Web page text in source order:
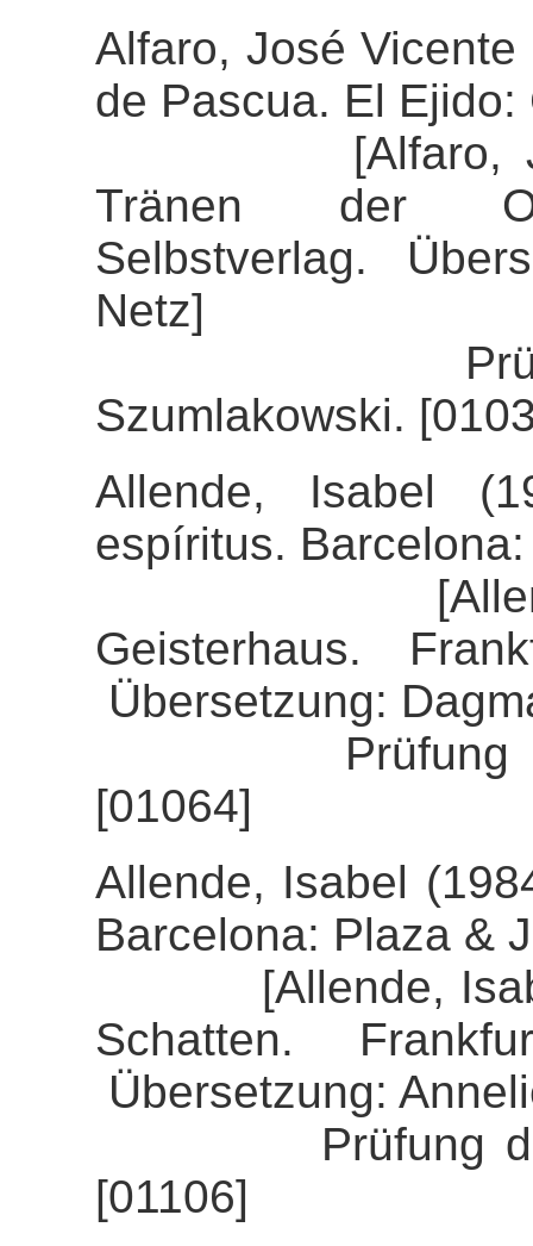
Alfaro, José
de Pascua. El
[Alfaro, José
Tränen der
Selbstverlag.
Netz]
Prüfung
Szumlakowski.
Allende, Isabel
espíritus.
[Allende,
Geisterhaus.
Übersetzung:
Prüfung der
[01064]
Allende, Isabel
Barcelona: Plaza &
[Allende, Isabel
Schatten.
Übersetzung:
Prüfung der
[01106]